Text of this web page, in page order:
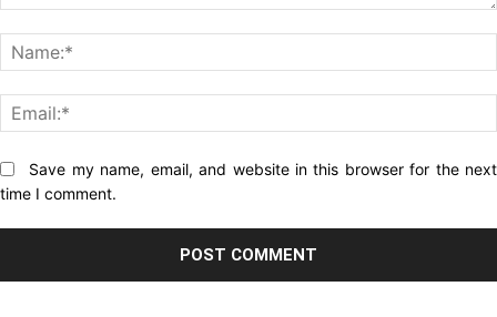
Website:Save my name, email, and website in this browser for the next
time I comment.